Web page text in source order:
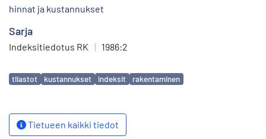
hinnat ja kustannukset
Sarja
Indeksitiedotus RK | 1986:2
Avainsanat
tilastot kustannukset indeksit rakentaminen
Tietueen kaikki tiedot